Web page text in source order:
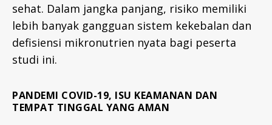
sehat. Dalam jangka panjang, risiko memiliki
lebih banyak gangguan sistem kekebalan dan
defisiensi mikronutrien nyata bagi peserta
studi ini.
PANDEMI COVID-19, ISU KEAMANAN DAN
TEMPAT TINGGAL YANG AMAN